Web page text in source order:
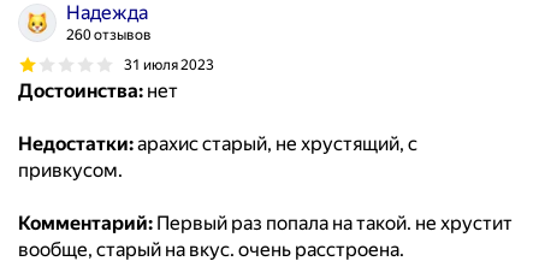
Надежда
260 отзывов
31 июля 2023
Достоинства: нет
Недостатки:арахис старый, не хрустящий, с
привкусом.
Комментарий: Первый раз попала на такой. не хрустит
вообще, старый на вкус. очень расстроена.